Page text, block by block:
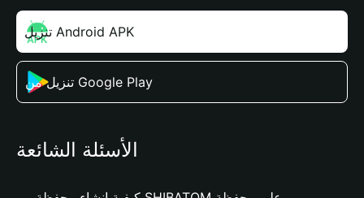
تنزيل Android APK
تنزيل من Google Play
الأسئلة الشائعة